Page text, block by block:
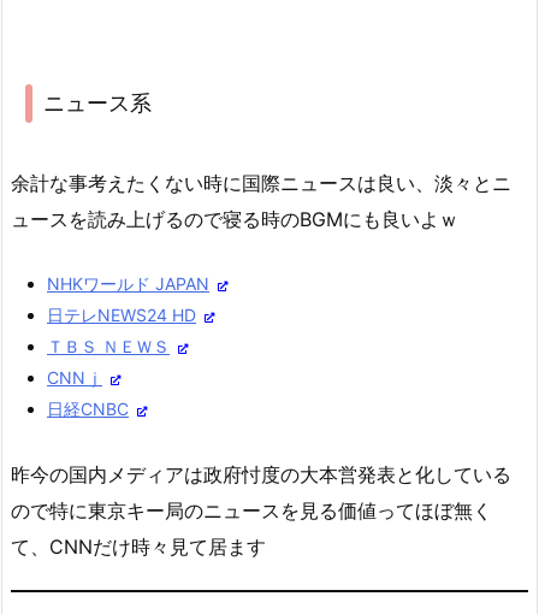
ニュース系
余計な事考えたくない時に国際ニュースは良い、淡々とニ
ュースを読み上げるので寝る時のBGMにも良いよｗ
NHKワールド JAPAN
日テレNEWS24 HD
ＴＢＳ ＮＥＷＳ
CNNｊ
日経CNBC
昨今の国内メディアは政府忖度の大本営発表と化している
ので特に東京キー局のニュースを見る価値ってほぼ無く
て、CNNだけ時々見て居ます